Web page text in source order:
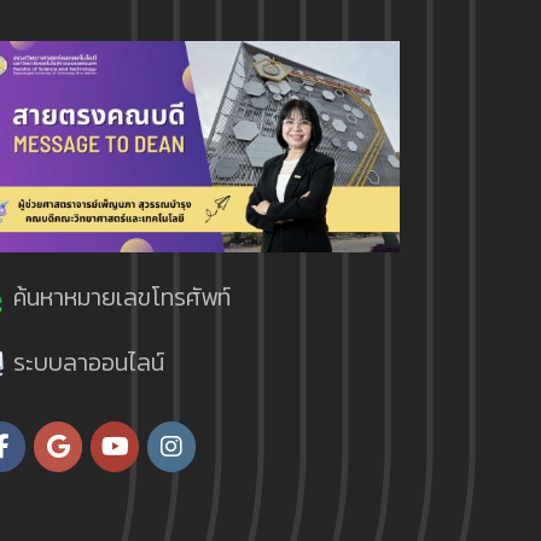
ค้นหาหมายเลขโทรศัพท์
ระบบลาออนไลน์